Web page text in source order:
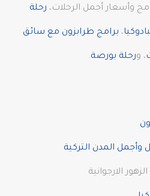
وأسعار أجمل الرحلات، رحلة
، برامج طرابزون مع سائق
، ورحلة بورصة.
وأجمل المدن التركية
الارجوانية